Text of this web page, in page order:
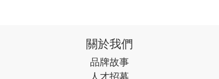
關於我們
品牌故事
人才招募